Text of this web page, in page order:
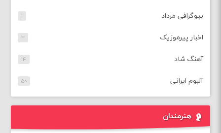
بیوگرافی مرداد ۱
اخبار پیرموزیک ۳
آهنگ شاد ۱۴
آلبوم ایرانی ۵۰
هنرمندان